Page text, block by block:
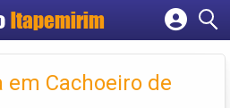
Itapemirim
Cadastrar empresa
Criar contaCachoeiro de